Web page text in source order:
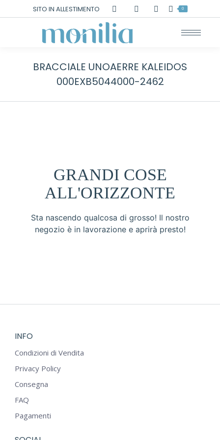
SITO IN ALLESTIMENTO Cerca: 0
BRACCIALE UNOAERRE KALEIDOS
000EXB5044000-2462
GRANDI COSE
ALL'ORIZZONTE
Sta nascendo qualcosa di grosso! Il nostro
negozio è in lavorazione e aprirà presto!
INFO
Condizioni di Vendita
Privacy Policy
Consegna
FAQ
Pagamenti